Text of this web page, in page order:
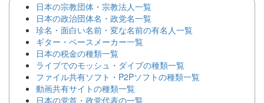
日本の宗教団体・宗教法人一覧
日本の政治団体名・政党名一覧
珍名・面白い名前・変な名前の有名人一覧
ギター・ベースメーカー一覧
日本の税金の種類一覧
ライブでのモッシュ・ダイブの種類一覧
ファイル共有ソフト・P2Pソフトの種類一覧
動画共有サイトの種類一覧
日本の党首・政党代表の一覧